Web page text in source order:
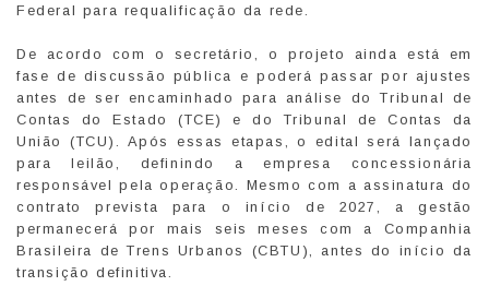
Federal para requalificação da rede.
De acordo com o secretário, o projeto ainda está em
fase de discussão pública e poderá passar por ajustes
antes de ser encaminhado para análise do Tribunal de
Contas do Estado (TCE) e do Tribunal de Contas da
União (TCU). Após essas etapas, o edital será lançado
para leilão, definindo a empresa concessionária
responsável pela operação. Mesmo com a assinatura do
contrato prevista para o início de 2027, a gestão
permanecerá por mais seis meses com a Companhia
Brasileira de Trens Urbanos (CBTU), antes do início da
transição definitiva.